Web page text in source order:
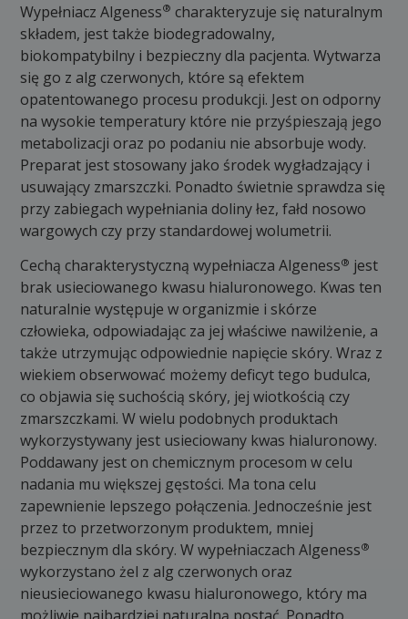
Wypełniacz Algeness® charakteryzuje się naturalnym
składem, jest także biodegradowalny,
biokompatybilny i bezpieczny dla pacjenta. Wytwarza
się go z alg czerwonych, które są efektem
opatentowanego procesu produkcji. Jest on odporny
na wysokie temperatury które nie przyśpieszają jego
metabolizacji oraz po podaniu nie absorbuje wody.
Preparat jest stosowany jako środek wygładzający i
usuwający zmarszczki. Ponadto świetnie sprawdza się
przy zabiegach wypełniania doliny łez, fałd nosowo
wargowych czy przy standardowej wolumetrii.
Cechą charakterystyczną wypełniacza Algeness® jest
brak usieciowanego kwasu hialuronowego. Kwas ten
naturalnie występuje w organizmie i skórze
człowieka, odpowiadając za jej właściwe nawilżenie, a
także utrzymując odpowiednie napięcie skóry. Wraz z
wiekiem obserwować możemy deficyt tego budulca,
co objawia się suchością skóry, jej wiotkością czy
zmarszczkami. W wielu podobnych produktach
wykorzystywany jest usieciowany kwas hialuronowy.
Poddawany jest on chemicznym procesom w celu
nadania mu większej gęstości. Ma tona celu
zapewnienie lepszego połączenia. Jednocześnie jest
przez to przetworzonym produktem, mniej
bezpiecznym dla skóry. W wypełniaczach Algeness®
wykorzystano żel z alg czerwonych oraz
nieusieciowanego kwasu hialuronowego, który ma